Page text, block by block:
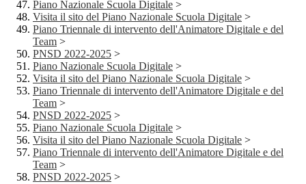
Piano Nazionale Scuola Digitale >
Visita il sito del Piano Nazionale Scuola Digitale >
Piano Triennale di intervento dell'Animatore Digitale e del
Team >
PNSD 2022-2025 >
Piano Nazionale Scuola Digitale >
Visita il sito del Piano Nazionale Scuola Digitale >
Piano Triennale di intervento dell'Animatore Digitale e del
Team >
PNSD 2022-2025 >
Piano Nazionale Scuola Digitale >
Visita il sito del Piano Nazionale Scuola Digitale >
Piano Triennale di intervento dell'Animatore Digitale e del
Team >
PNSD 2022-2025 >